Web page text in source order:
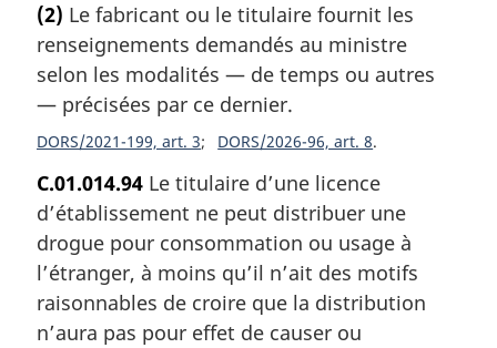
(2) Le fabricant ou le titulaire fournit les
renseignements demandés au ministre
selon les modalités — de temps ou autres
— précisées par ce dernier.
DORS/2021-199, art. 3 DORS/2026-96, art. 8
C.01.014.94 Le titulaire d’une licence
d’établissement ne peut distribuer une
drogue pour consommation ou usage à
l’étranger, à moins qu’il n’ait des motifs
raisonnables de croire que la distribution
n’aura pas pour effet de causer ou